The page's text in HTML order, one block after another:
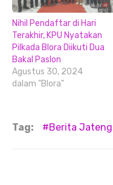
Nihil Pendaftar di Hari
Terakhir, KPU Nyatakan
Pilkada Blora Diikuti Dua
Bakal Paslon
Agustus 30, 2024
dalam "Blora"
Tag: Berita Jateng